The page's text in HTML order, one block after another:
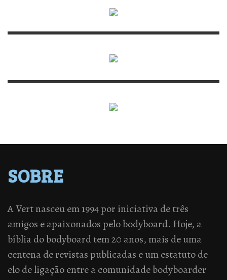
SOBRE
A Vert nasceu em 1994 por iniciativa de três
amigos e apaixonados pelo bodyboard. Hoje, a
bíblia do bodyboard tem 20 anos, mais de uma
centena de revistas publicadas e um estatuto de
elo de ligação entre a comunidade bodyboarder